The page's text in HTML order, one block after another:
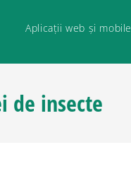
Aplicații web și mobile
de insecte